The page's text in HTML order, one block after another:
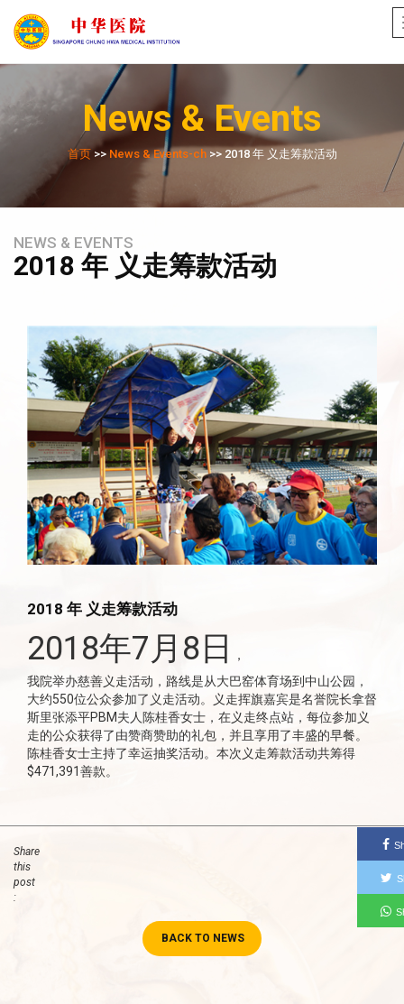
News & Events
首页>> News & Events-ch>> 2018 年 义走筹款活动
NEWS & EVENTS
2018 年 义走筹款活动
2018 年 义走筹款活动
2018年7月8日
，
我院举办慈善义走活动，路线是从大巴窑体育场到中山公园，
大约550位公众参加了义走活动。义走挥旗嘉宾是名誉院长拿督
斯里张添平PBM夫人陈桂香女士，在义走终点站，每位参加义
走的公众获得了由赞商赞助的礼包，并且享用了丰盛的早餐。
陈桂香女士主持了幸运抽奖活动。本次义走筹款活动共筹得
$471,391善款。
Share
this
post
:
BACK TO NEWS